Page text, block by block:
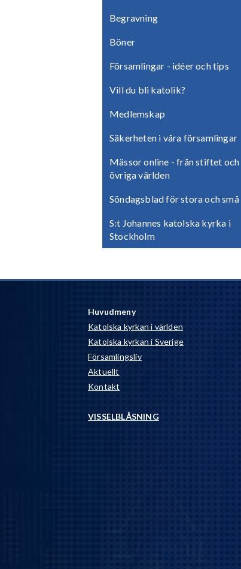
Begravning
Böner
Församlingar - idéer och tips
Vill du bli katolik?
Medlemskap
Säkerheten i våra församlingar
Mässor online - från stiftet och
övriga världen
Söndagsblad för stora och små
S:t Johannes katolska kyrka i
Stockholm
Huvudmeny
Katolska kyrkan i världen
Katolska kyrkan i Sverige
Församlingsliv
Aktuellt
Kontakt
VISSELBLÅSNING